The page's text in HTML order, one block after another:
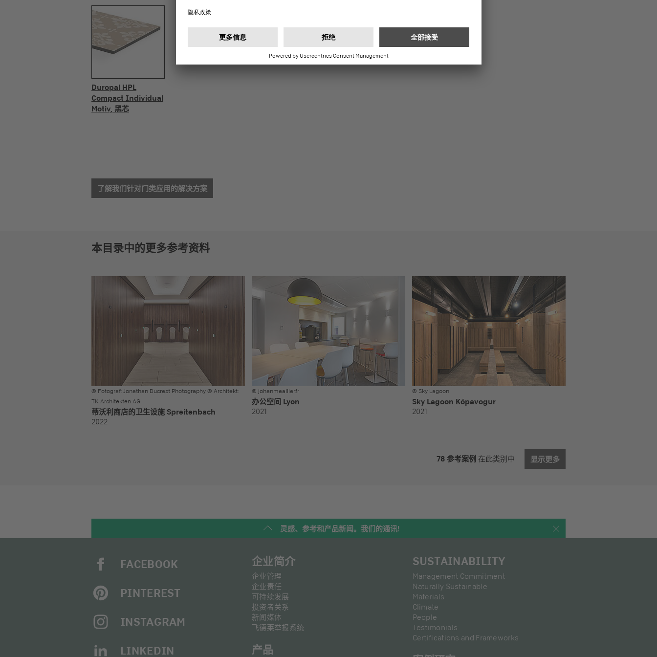
Duropal HPL
Compact Individual
Motiv, 黑芯
了解我们针对门类应用的解决方案
本目录中的更多参考资料
© Fotograf: Jonathan Ducrest Photography © Architekt:
TK Architekten AG
蒂沃利商店的卫生设施 Spreitenbach
2022
© johanmeallier.fr
办公空间 Lyon
2021
© Sky Lagoon
Sky Lagoon Kópavogur
2021
78 参考案例 在此类别中 显示更多
灵感、参考和产品新闻。我们的通讯!
FACEBOOK
PINTEREST
INSTAGRAM
LINKEDIN
企业简介
企业管理
企业责任
可持续发展
投资者关系
新闻媒体
飞德莱举报系统
产品
SUSTAINABILITY
Management Commitment
Naturally Sustainable
Materials
Climate
People
Testimonials
Certifications and Frameworks